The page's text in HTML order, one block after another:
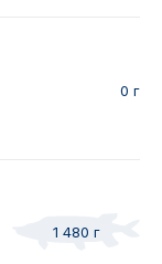
0 г
1 480 г